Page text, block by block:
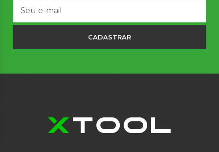
CADASTRAR